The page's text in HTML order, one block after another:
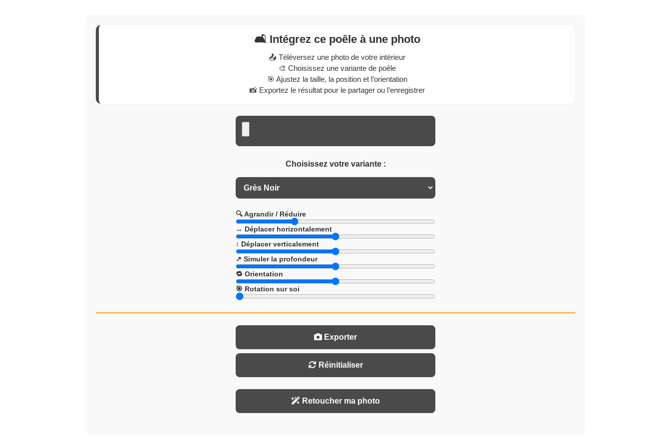
🛋️ Intégrez ce poêle à une photo
📤 Téléversez une photo de votre intérieur
🎨 Choisissez une variante de poêle
🎯 Ajustez la taille, la position et l’orientation
📸 Exportez le résultat pour le partager ou l’enregistrer
Choisissez votre variante :
🔍 Agrandir / Réduire
↔️ Déplacer horizontalement
↕️ Déplacer verticalement
↗️ Simuler la profondeur
🔁 Orientation
🎯 Rotation sur soi
Exporter
Réinitialiser
Retoucher ma photo